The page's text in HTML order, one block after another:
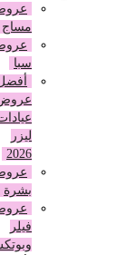
عروض
مساج
عروض
أفضل
عروض
عيادات
عروض
بشرة
عروض
وبوتكس